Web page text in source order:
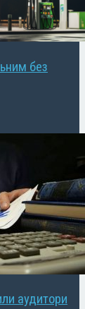
без
аудитори